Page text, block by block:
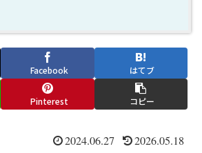
Facebook はてブ
Pinterest コピー
2024.06.27 2026.05.18